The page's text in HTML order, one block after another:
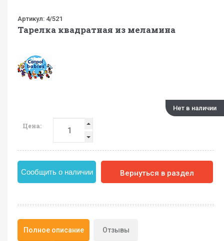
Артикул: 4/521
Тарелка квадратная из меламина
Нет в наличии
Цена:
Сообщить о наличии Вернуться в раздел
Полное описание Отзывы